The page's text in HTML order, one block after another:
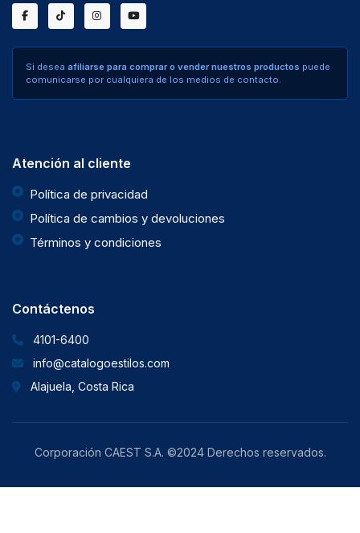
Si desea afiliarse para comprar o vender nuestros productos puede
comunicarse por cualquiera de los medios de contacto.
Atención al cliente
Política de privacidad
Política de cambios y devoluciones
Términos y condiciones
Contáctenos
4101-6400
info@catalogoestilos.com
Alajuela, Costa Rica
Corporación CAEST S.A. ©2024 Derechos reservados.